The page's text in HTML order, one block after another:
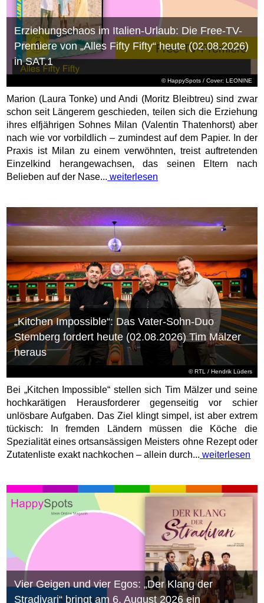
© HappySpots / Cover: LEONINE
Erziehungschaos im Italien-Urlaub: Die Free-TV-
Premiere von „Alles Fifty Fifty“ heute (02.08.2026)
in SAT.1
Marion (Laura Tonke) und Andi (Moritz Bleibtreu) sind zwar
schon seit Längerem geschieden, teilen sich die Erziehung
ihres elfjährigen Sohnes Milan (Valentin Thatenhorst) aber
nach wie vor vorbildlich – zumindest auf dem Papier. In der
Praxis ist Milan zu einem verwöhnten, treist auftretenden
Einzelkind herangewachsen, das seinen Eltern nach
Belieben auf der Nase... weiterlesen
©RTL / Hendrik Lüders
„Kitchen Impossible“: Das Vater-Sohn-Duo
Stemberg fordert heute (02.08.2026) Tim Mälzer
heraus
Bei „Kitchen Impossible“ stellen sich Tim Mälzer und seine
hochkarätigen Herausforderer gegenseitig vor schier
unlösbare Aufgaben. Das Ziel klingt simpel, ist aber extrem
tückisch: In fremden Ländern müssen die Köche die
Spezialität eines ortsansässigen Meisters ohne Rezept oder
Zutatenliste exakt nachkochen – allein durch... weiterlesen
Vier Geigen und vier Egos: „Der Klang der
Stradivari“ bringt am 6. August 2026 ein